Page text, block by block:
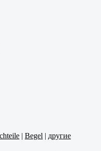
| Begel | другие